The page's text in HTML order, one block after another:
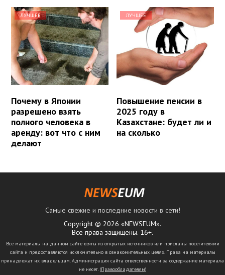
ЛУЧШЕЕ
Почему в Японии
разрешено взять
полного человека в
аренду: вот что с ним
делают
ЛУЧШЕЕ
Повышение пенсии в
2025 году в
Казахстане: будет ли и
на сколько
Самые свежие и последние новости в сети!
Copyright © 2026 «NEWSEUM».
Все права защищены. 16+.
Все материалы на данном сайте взяты из открытых источников или присланы посетителями
сайта и предоставляются исключительно в ознакомительных целях. Права на материалы
принадлежат их владельцам. Администрация сайта ответственности за содержание материала
не несет. (Правообладателям)